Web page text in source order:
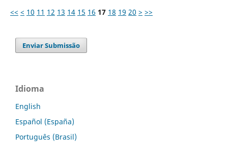
<< < 10 11 12 13 14 15 16 17 18 19 20 > >>
Enviar Submissão
Idioma
English
Español (España)
Português (Brasil)